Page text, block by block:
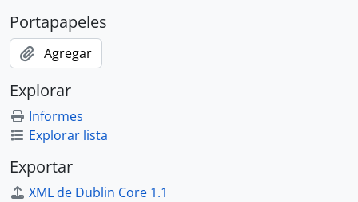
Portapapeles
Agregar
Explorar
Informes
Explorar lista
Exportar
XML de Dublin Core 1.1